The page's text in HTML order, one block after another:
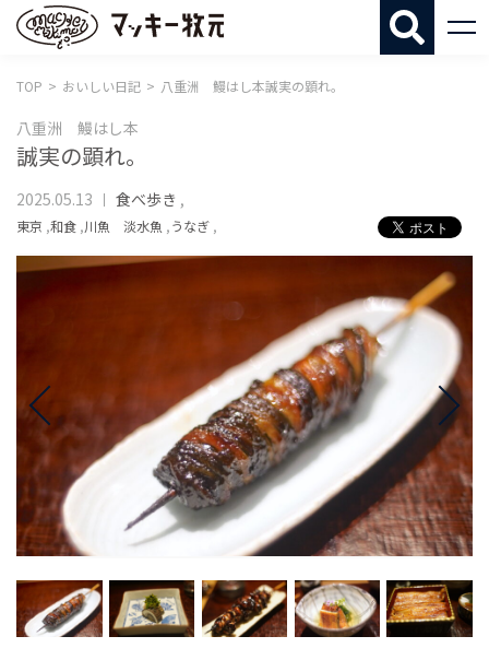
TOP おいしい日記 八重洲 鰻はし本誠実の顕れ。
八重洲 鰻はし本
誠実の顕れ。
2025.05.13 食べ歩き ,
東京 ,和食 ,川魚 淡水魚 ,うなぎ ,